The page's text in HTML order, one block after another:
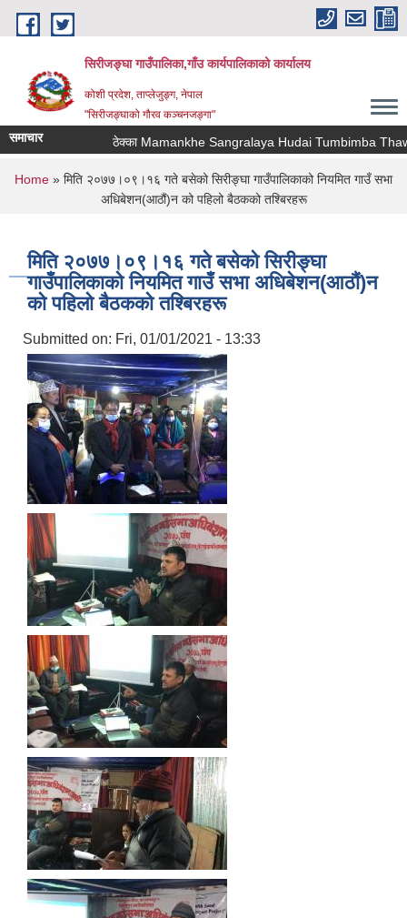
Skip to main content
सिरीजङ्घा गाउँपालिका,गाँउ कार्यपालिकाको कार्यालय
कोशी प्रदेश, ताप्लेजुङ्ग, नेपाल
"सिरीजङ्घाको गौरव कञ्चनजङ्गा"
समाचार ठेक्का Mamankhe Sangralaya Hudai Tumbimba
You are here
Home » मिति २०७७।०९।१६ गते बसेको सिरीङ्घा गाउँपालिकाको नियमित गाउँ सभा
अधिबेशन(आठौं)न को पहिलो बैठकको तश्बिरहरू
मिति २०७७।०९।१६ गते बसेको सिरीङ्घा
गाउँपालिकाको नियमित गाउँ सभा अधिबेशन(आठौं)न
को पहिलो बैठकको तश्बिरहरू
Submitted on: Fri, 01/01/2021 - 13:33